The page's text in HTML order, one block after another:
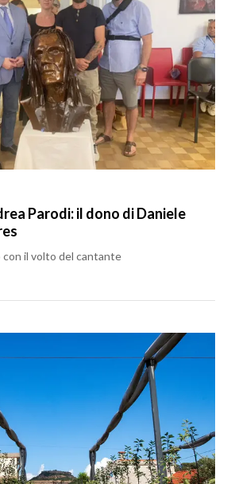
Parodi: il dono di Daniele
con il volto del cantante